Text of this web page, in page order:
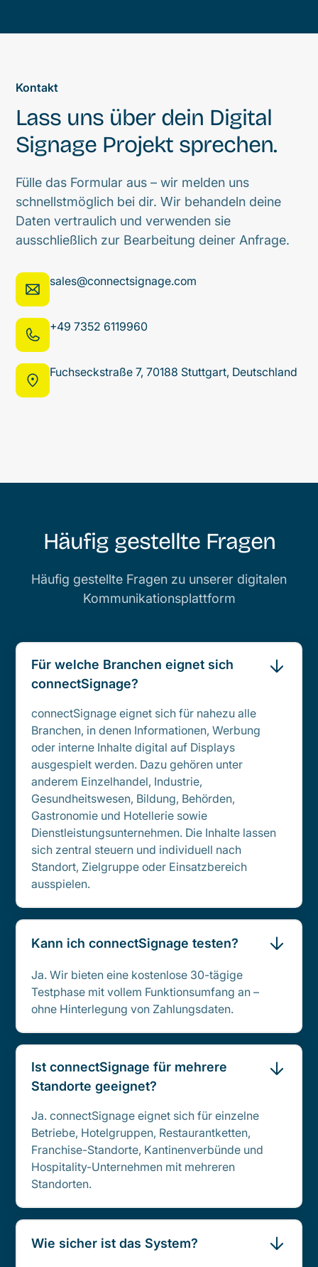
Kontakt
Lass uns über dein Digital
Signage Projekt sprechen.
Fülle das Formular aus – wir melden uns
schnellstmöglich bei dir. Wir behandeln deine
Daten vertraulich und verwenden sie
ausschließlich zur Bearbeitung deiner Anfrage.
sales@connectsignage.com
+49 7352 6119960
Fuchseckstraße 7, 70188 Stuttgart, Deutschland
Häufig gestellte Fragen
Häufig gestellte Fragen zu unserer digitalen
Kommunikationsplattform
Für welche Branchen eignet sich
connectSignage?
connectSignage eignet sich für nahezu alle
Branchen, in denen Informationen, Werbung
oder interne Inhalte digital auf Displays
ausgespielt werden. Dazu gehören unter
anderem Einzelhandel, Industrie,
Gesundheitswesen, Bildung, Behörden,
Gastronomie und Hotellerie sowie
Dienstleistungsunternehmen. Die Inhalte lassen
sich zentral steuern und individuell nach
Standort, Zielgruppe oder Einsatzbereich
ausspielen.
Kann ich connectSignage testen?
Ja. Wir bieten eine kostenlose 30-tägige
Testphase mit vollem Funktionsumfang an –
ohne Hinterlegung von Zahlungsdaten.
Ist connectSignage für mehrere
Standorte geeignet?
Ja. connectSignage eignet sich für einzelne
Betriebe, Hotelgruppen, Restaurantketten,
Franchise-Standorte, Kantinenverbünde und
Hospitality-Unternehmen mit mehreren
Standorten.
Wie sicher ist das System?